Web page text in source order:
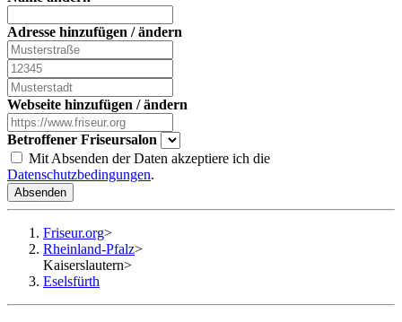
Adresse hinzufügen / ändern
Webseite hinzufügen / ändern
Betroffener Friseursalon
Mit Absenden der Daten akzeptiere ich die
Datenschutzbedingungen.
Absenden
Friseur.org>
Rheinland-Pfalz>
Kaiserslautern>
Eselsfürth